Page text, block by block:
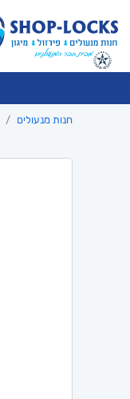
חנות מנעולים